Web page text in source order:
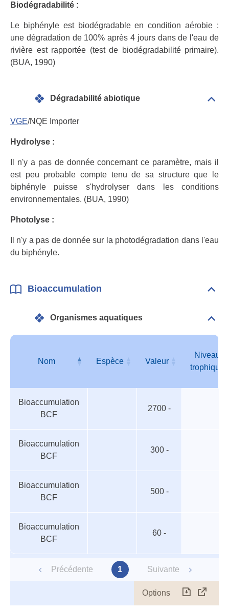
Biodégradabilité :
Le biphényle est biodégradable en condition aérobie :
une dégradation de 100% après 4 jours dans de l'eau de
rivière est rapportée (test de biodégradabilité primaire).
(BUA, 1990)
Dégradabilité abiotique
VGE/NQE Importer
Hydrolyse :
Il n'y a pas de donnée concernant ce paramètre, mais il
est peu probable compte tenu de sa structure que le
biphényle puisse s'hydrolyser dans les conditions
environnementales. (BUA, 1990)
Photolyse :
Il n'y a pas de donnée sur la photodégradation dans l'eau
du biphényle.
Bioaccumulation
Organismes aquatiques
aquatiques
Nom Espèce Valeur
Niveau
trophique
Bioaccumulation
BCF
2700 -
Bioaccumulation
BCF
300 -
Bioaccumulation
BCF
500 -
Bioaccumulation
BCF
60 -
Précédente 1 Suivante
Options
le